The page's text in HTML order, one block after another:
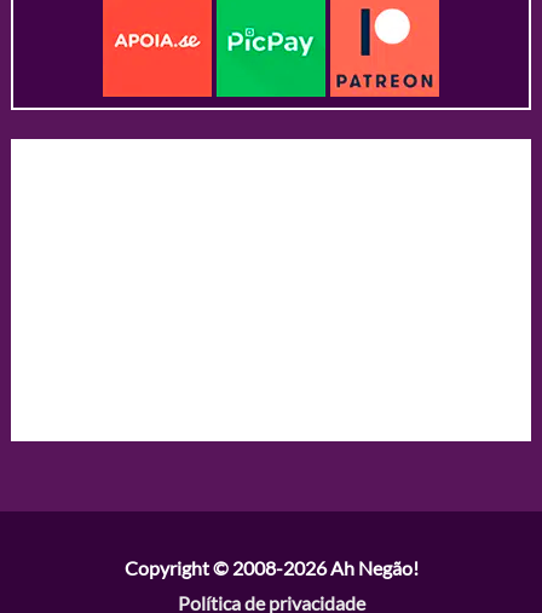
Copyright © 2008-2026Ah Negão!
Política de privacidade